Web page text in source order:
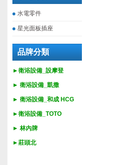
水電零件
星光面板插座
品牌分類
►衛浴設備_設摩登
► 衛浴設備_ 凱撒
► 衛浴設備_ 和成 HCG
►衛浴設備_ TOTO
► 林內牌
►莊頭北